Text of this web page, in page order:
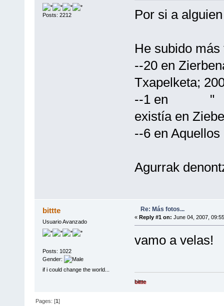
Posts: 2212 Por si a
He subido
--20 en
Txapelketa;
--1 en " "
existía en
--6 en
Agurrak
bittte
Usuario Avanzado
Posts: 1022
Gender:
if i could change the world...
Re: Más fotos...
« Reply #1 on: June 04, 2007,
vamo a velas!
bittte
Pages: [1]